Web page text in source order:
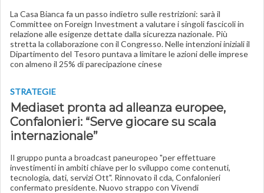
La Casa Bianca fa un passo indietro sulle restrizioni: sarà il
Committee on Foreign Investment a valutare i singoli fascicoli in
relazione alle esigenze dettate dalla sicurezza nazionale. Più
stretta la collaborazione con il Congresso. Nelle intenzioni iniziali il
Dipartimento del Tesoro puntava a limitare le azioni delle imprese
con almeno il 25% di parecipazione cinese
STRATEGIE
Mediaset pronta ad alleanza europee,
Confalonieri: “Serve giocare su scala
internazionale”
Il gruppo punta a broadcast paneuropeo "per effettuare
investimenti in ambiti chiave per lo sviluppo come contenuti,
tecnologia, dati, servizi Ott". Rinnovato il cda, Confalonieri
confermato presidente. Nuovo strappo con Vivendi